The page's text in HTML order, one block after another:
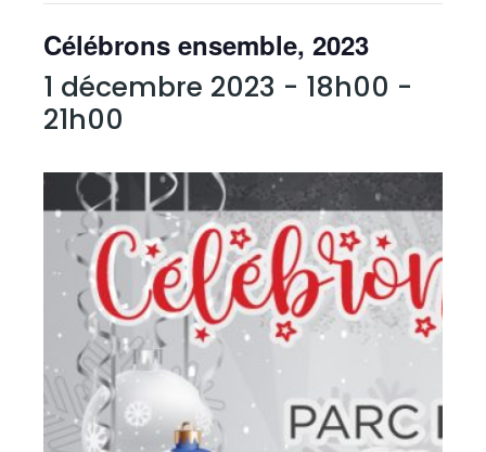
Célébrons ensemble, 2023
1 décembre 2023 - 18h00 -
21h00